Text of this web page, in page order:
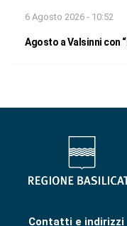
6 Agosto 2026 - 10:52
Agosto a Valsinni con
Contatti e indirizzi